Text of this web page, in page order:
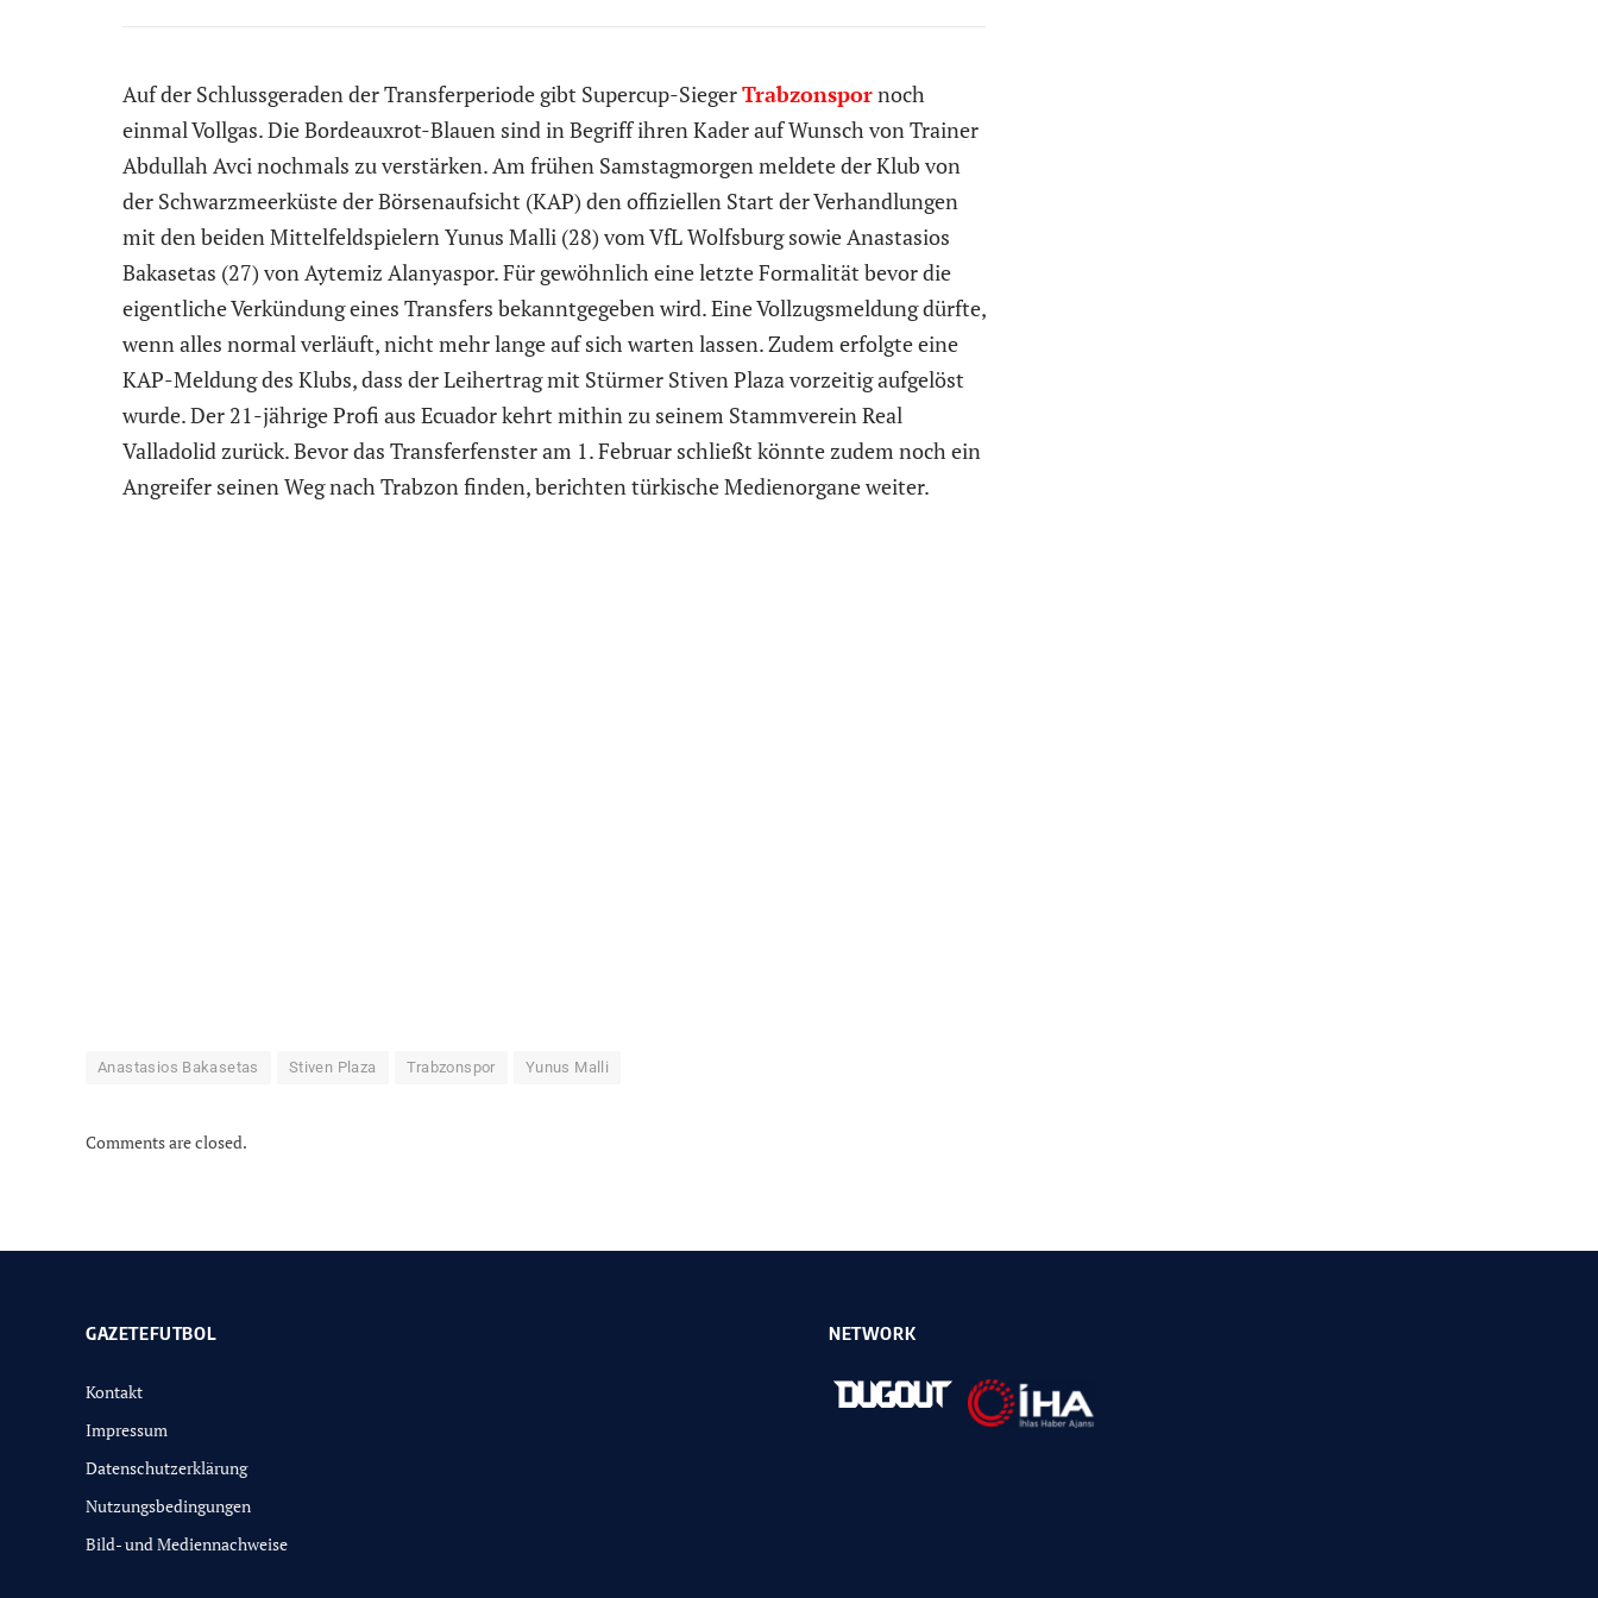
Auf der Schlussgeraden der Transferperiode gibt Supercup-SiegerTrabzonspornoch
einmal Vollgas. Die Bordeauxrot-Blauen sind in Begriff ihren Kader auf Wunsch von Trainer
Abdullah Avci nochmals zu verstärken. Am frühen Samstagmorgen meldete der Klub von
der Schwarzmeerküste der Börsenaufsicht (KAP) den offiziellen Start der Verhandlungen
mit den beiden Mittelfeldspielern Yunus Malli (28) vom VfL Wolfsburg sowie Anastasios
Bakasetas (27) von Aytemiz Alanyaspor. Für gewöhnlich eine letzte Formalität bevor die
eigentliche Verkündung eines Transfers bekanntgegeben wird. Eine Vollzugsmeldung dürfte,
wenn alles normal verläuft, nicht mehr lange auf sich warten lassen. Zudem erfolgte eine
KAP-Meldung des Klubs, dass der Leihertrag mit Stürmer Stiven Plaza vorzeitig aufgelöst
wurde. Der 21-jährige Profi aus Ecuador kehrt mithin zu seinem Stammverein Real
Valladolid zurück. Bevor das Transferfenster am 1. Februar schließt könnte zudem noch ein
Angreifer seinen Weg nach Trabzon finden, berichten türkische Medienorgane weiter.
Anastasios Bakasetas Stiven Plaza Trabzonspor Yunus Malli
Comments are closed.
GAZETEFUTBOL
Kontakt
Impressum
Datenschutzerklärung
Nutzungsbedingungen
Bild- und Mediennachweise
NETWORK